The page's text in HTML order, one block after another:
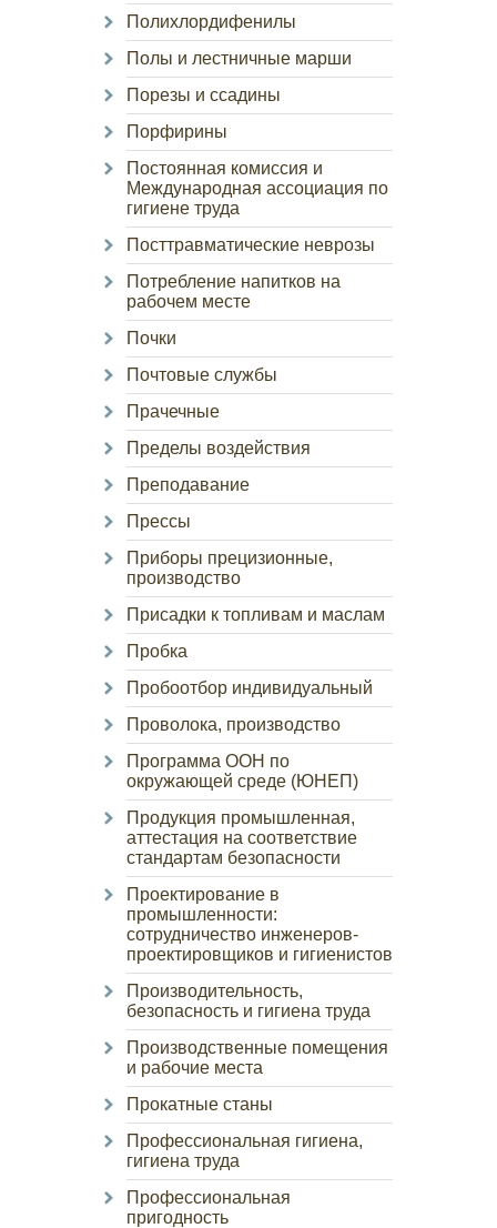
Полихлордифенилы
Полы и лестничные марши
Порезы и ссадины
Порфирины
Постоянная комиссия и
Международная ассоциация по
гигиене труда
Посттравматические неврозы
Потребление напитков на
рабочем месте
Почки
Почтовые службы
Прачечные
Пределы воздействия
Преподавание
Прессы
Приборы прецизионные,
производство
Присадки к топливам и маслам
Пробка
Пробоотбор индивидуальный
Проволока, производство
Программа ООН по
окружающей среде (ЮНЕП)
Продукция промышленная,
аттестация на соответствие
стандартам безопасности
Проектирование в
промышленности:
сотрудничество инженеров-
проектировщиков и гигиенистов
Производительность,
безопасность и гигиена труда
Производственные помещения
и рабочие места
Прокатные станы
Профессиональная гигиена,
гигиена труда
Профессиональная
пригодность